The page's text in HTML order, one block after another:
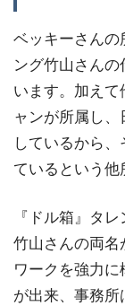
ベッキーさんの
ング竹山さん
います。加え
ャンが所属し
しているから
ているという他
『ドル箱』タ
竹山さんの両名
ワークを強力
が出来、事務所